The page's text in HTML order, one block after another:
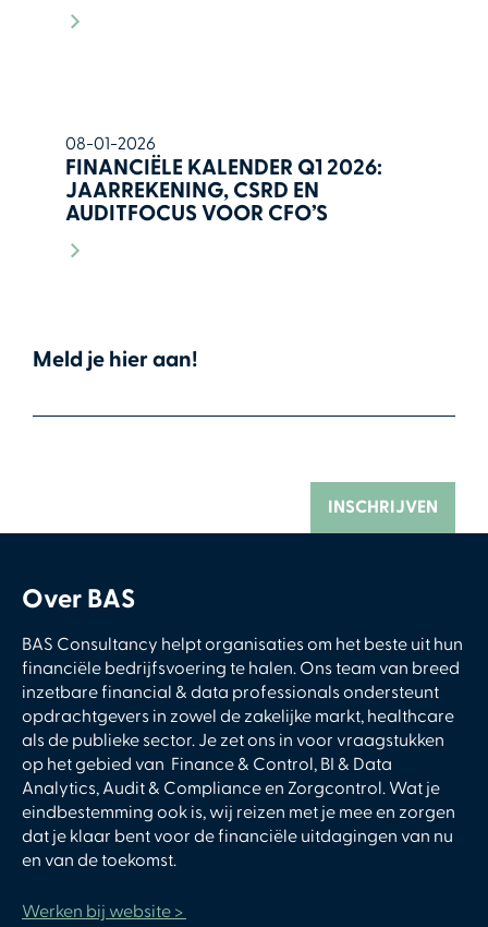
08-01-2026
FINANCIËLE KALENDER Q1 2026:
JAARREKENING, CSRD EN
AUDITFOCUS VOOR CFO’S
Meld je hier aan!
Over BAS
BAS Consultancy helpt organisaties om het beste uit hun
financiële bedrijfsvoering te halen. Ons team van breed
inzetbare financial & data professionals ondersteunt
opdrachtgevers in zowel de zakelijke markt, healthcare
als de publieke sector. Je zet ons in voor vraagstukken
op het gebied van Finance & Control, BI & Data
Analytics, Audit & Compliance en Zorgcontrol. Wat je
eindbestemming ook is, wij reizen met je mee en zorgen
dat je klaar bent voor de financiële uitdagingen van nu
en van de toekomst.
Werken bij website >